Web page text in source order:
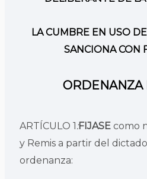
LA CUMBRE EN USO
SANCIONA CON
ORDENANZA
ARTÍCULO 1 :FIJASEcomo
y Remis a partir del
ordenanza: